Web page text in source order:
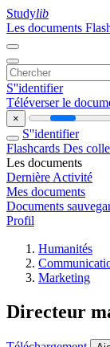
Studylib
Les documents
S''identifier
Téléverser le
×
S''identifier
Flashcards Des
Les documents
Dernière Activité
Mes documents
Documents
Profil
Humanités
Marketing
Directeur